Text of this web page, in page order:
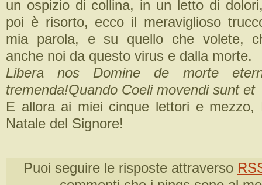
un ospizio di collina, in un letto di
poi è risorto, ecco il meraviglioso
mia parola, e su quello che volete,
anche noi da questo virus e dalla morte.
Libera nos Domine de morte
tremenda!Quando Coeli movendi sunt
E allora ai miei cinque lettori e mezzo,
Natale del Signore!
Puoi seguire le risposte attraverso